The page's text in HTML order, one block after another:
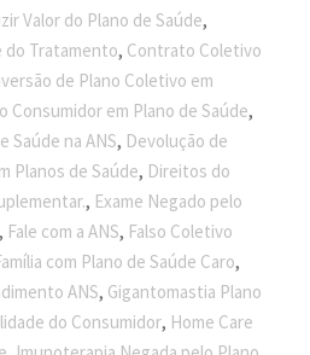
Valor do Plano de Saúde,
do Tratamento, Contrato Coletivo
de Plano Coletivo em
Consumidor em Plano de Saúde,
Saúde na ANS, Devolução de
Planos de Saúde, Direitos do
, Exame Negado pelo
, Fale com a ANS, Falso Coletivo
com Plano de Saúde Caro,
ANS, Gigantomastia Plano
do Consumidor, Home Care